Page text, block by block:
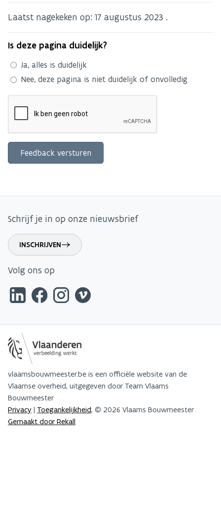
Laatst nagekeken op: 17 augustus 2023 .
Is deze pagina duidelijk?
Ja, alles is duidelijk
Nee, deze pagina is niet duidelijk of onvolledig
Schrijf je in op onze nieuwsbrief
INSCHRIJVEN
Volg ons op
vlaamsbouwmeester.be is een officiële website van de
Vlaamse overheid, uitgegeven door Team Vlaams
Bouwmeester
Privacy | Toegankelijkheid, © 2026 Vlaams Bouwmeester
Gemaakt door Rekall